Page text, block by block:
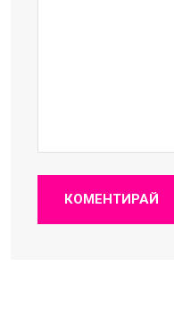
КОМЕНТИРАЙ